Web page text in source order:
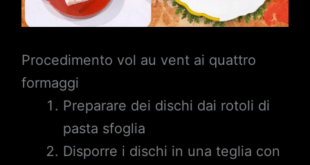
Procedimento vol au vent ai quattro
formaggi
Preparare dei dischi dai rotoli di
pasta sfoglia
Disporre i dischi in una teglia con